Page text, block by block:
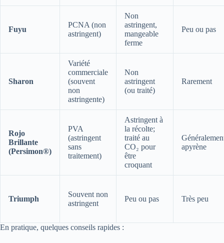
Fuyu
PCNA (non
astringent)
Non
astringent,
mangeable
ferme
Peu ou pas
Sharon
Variété
commerciale
(souvent
non
astringente)
Non
astringent
(ou traité)
Rarement
Rojo
Brillante
(Persimon®)
PVA
(astringent
sans
traitement)
Astringent à
la récolte;
traité au
CO₂ pour
être
croquant
apyrène
Triumph
Souvent non
astringent
Peu ou pas Très peu
En pratique, quelques conseils rapides :